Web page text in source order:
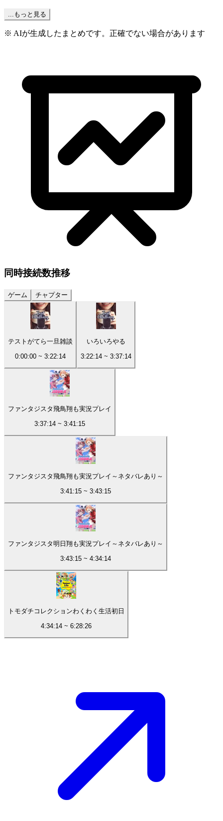
...もっと見る
※ AIが生成したまとめです。正確でない場合があります
同時接続数推移
ゲーム チャプター
テストがてら一旦雑談
0:00:00 ~ 3:22:14
いろいろやる
3:22:14 ~ 3:37:14
ファンタジスタ飛鳥翔も実況プレイ
3:37:14 ~ 3:41:15
ファンタジスタ飛鳥翔も実況プレイ～ネタバレあり～
3:41:15 ~ 3:43:15
ファンタジスタ明日翔も実況プレイ～ネタバレあり～
3:43:15 ~ 4:34:14
トモダチコレクションわくわく生活初日
4:34:14 ~ 6:28:26